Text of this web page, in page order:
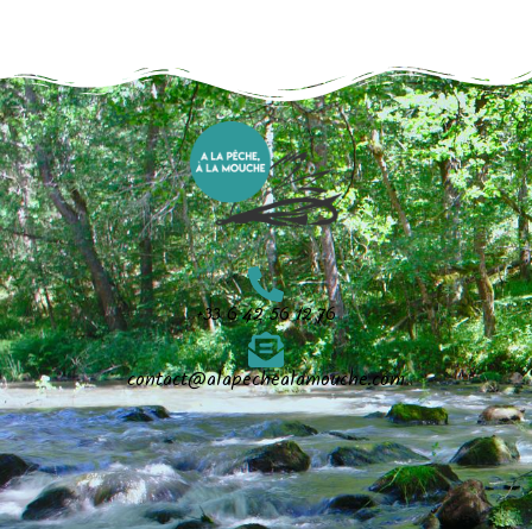
+33 6 42 56 12 76
contact@alapechealamouche.com